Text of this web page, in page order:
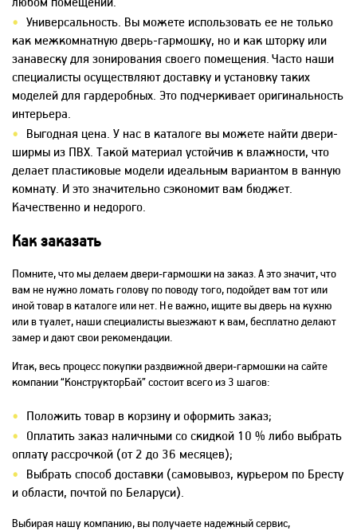
Универсальность. Вы можете использовать ее не только
как межкомнатную дверь-гармошку, но и как шторку или
занавеску для зонирования своего помещения. Часто наши
специалисты осуществляют доставку и установку таких
моделей для гардеробных. Это подчеркивает оригинальность
интерьера.
Выгодная цена. У нас в каталоге вы можете найти двери-
ширмы из ПВХ. Такой материал устойчив к влажности, что
делает пластиковые модели идеальным вариантом в ванную
комнату. И это значительно сэкономит вам бюджет.
Качественно и недорого.
Как заказать
Помните, что мы делаем двери-гармошки на заказ. А это значит, что
вам не нужно ломать голову по поводу того, подойдет вам тот или
иной товар в каталоге или нет. Не важно, ищите вы дверь на кухню
или в туалет, наши специалисты выезжают к вам, бесплатно делают
замер и дают свои рекомендации.
Итак, весь процесс покупки раздвижной двери-гармошки на сайте
компании “КонструкторБай” состоит всего из 3 шагов:
Положить товар в корзину и оформить заказ;
Оплатить заказ наличными со скидкой 10 % либо выбрать
оплату рассрочкой (от 2 до 36 месяцев);
Выбрать способ доставки (самовывоз, курьером по Бресту
и области, почтой по Беларуси).
Выбирая нашу компанию, вы получаете надежный сервис,